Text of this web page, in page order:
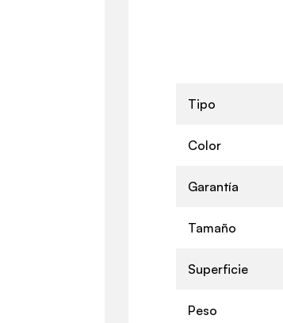
Tipo
Color
Garantía
Tamaño
Superficie
Peso